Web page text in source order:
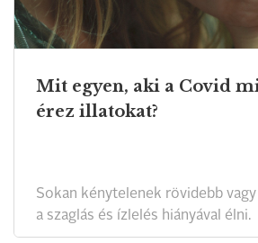
Mit egyen, aki a Covid
érez illatokat?
Sokan kénytelenek rövidebb
a szaglás és ízlelés hiányával élni.